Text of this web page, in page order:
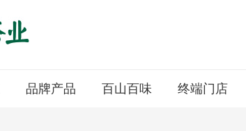
品牌产品 百山百味 终端门店